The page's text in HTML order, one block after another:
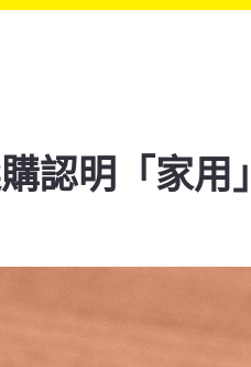
認明「家用」